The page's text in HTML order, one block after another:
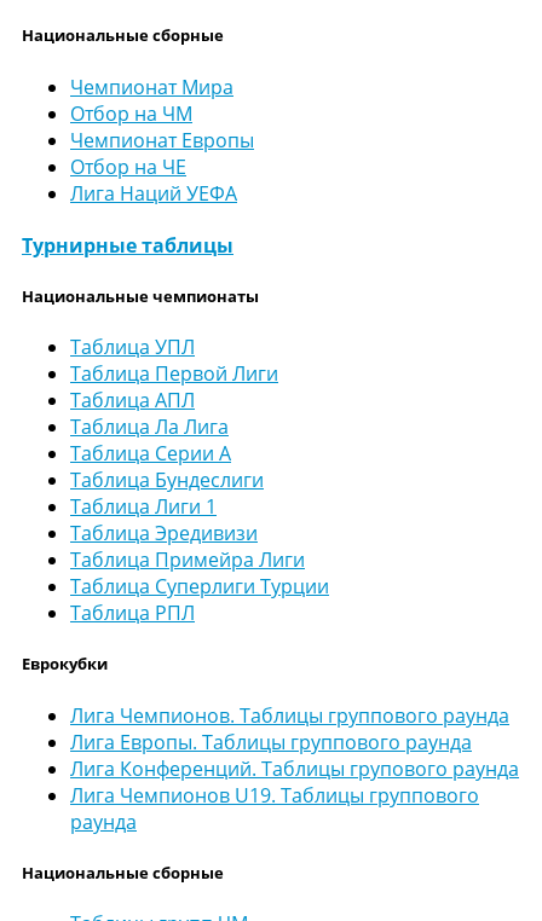
Национальные сборные
Чемпионат Мира
Отбор на ЧМ
Чемпионат Европы
Отбор на ЧЕ
Лига Наций УЕФА
Турнирные таблицы
Национальные чемпионаты
Таблица УПЛ
Таблица Первой Лиги
Таблица АПЛ
Таблица Ла Лига
Таблица Серии А
Таблица Бундеслиги
Таблица Лиги 1
Таблица Эредивизи
Таблица Примейра Лиги
Таблица Суперлиги Турции
Таблица РПЛ
Еврокубки
Лига Чемпионов. Таблицы группового раунда
Лига Европы. Таблицы группового раунда
Лига Конференций. Таблицы групового раунда
Лига Чемпионов U19. Таблицы группового
раунда
Национальные сборные